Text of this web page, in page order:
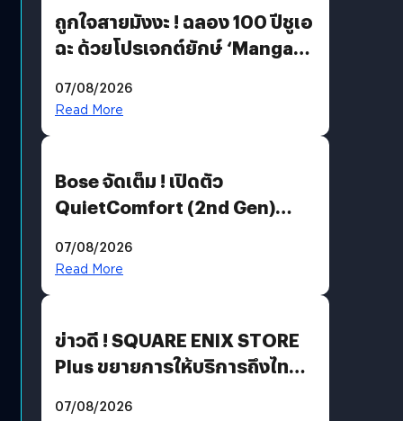
ถูกใจสายมังงะ ! ฉลอง 100 ปีชูเอ
ฉะ ด้วยโปรเจกต์ยักษ์ ‘Manga
มีภาษาไทยด้วย
07/08/2026
Read More
Bose จัดเต็ม ! เปิดตัว
QuietComfort (2nd Gen)
07/08/2026
Read More
ข่าวดี ! SQUARE ENIX STORE
Plus ขยายการให้บริการถึงไทย
07/08/2026